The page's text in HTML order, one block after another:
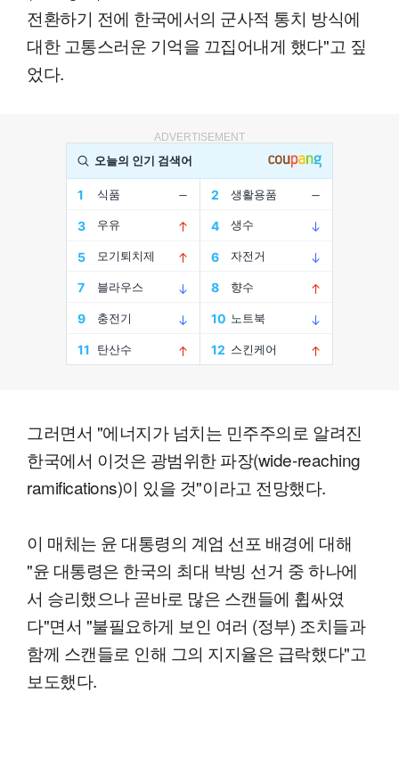
전환하기 전에 한국에서의 군사적 통치 방식에
대한 고통스러운 기억을 끄집어내게 했다"고 짚
었다.
ADVERTISEMENT
그러면서 "에너지가 넘치는 민주주의로 알려진
한국에서 이것은 광범위한 파장(wide-reaching
ramifications)이 있을 것"이라고 전망했다.
이 매체는 윤 대통령의 계엄 선포 배경에 대해
"윤 대통령은 한국의 최대 박빙 선거 중 하나에
서 승리했으나 곧바로 많은 스캔들에 휩싸였
다"면서 "불필요하게 보인 여러 (정부) 조치들과
함께 스캔들로 인해 그의 지지율은 급락했다"고
보도했다.